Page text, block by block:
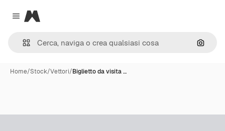
Close menu
Magnific
Cerca
Home/Stock/Vettori/Biglietto da visita …